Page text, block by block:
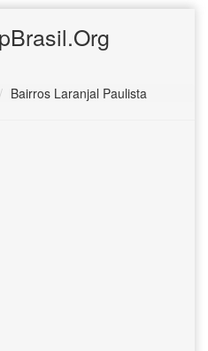
Bairros Laranjal Paulista